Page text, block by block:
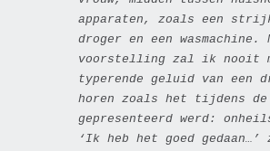
apparaten, zoals een
droger en een wasmachine.
voorstelling zal ik nooit
typerende geluid van een
horen zoals het tijdens
gepresenteerd werd:
‘Ik heb het goed